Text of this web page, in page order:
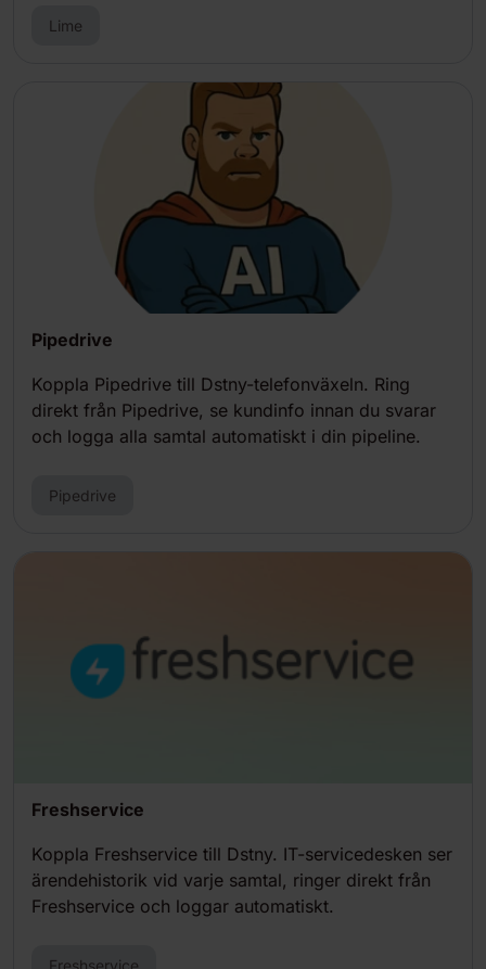
Lime
Pipedrive
Koppla Pipedrive till Dstny-telefonväxeln. Ring
direkt från Pipedrive, se kundinfo innan du svarar
och logga alla samtal automatiskt i din pipeline.
Pipedrive
Freshservice
Koppla Freshservice till Dstny. IT-servicedesken ser
ärendehistorik vid varje samtal, ringer direkt från
Freshservice och loggar automatiskt.
Freshservice